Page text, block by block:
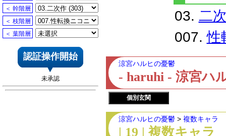
03. 二
007.性
涼宮ハルヒの憂鬱
- haruhi - 涼宮ハ
個別玄関
涼宮ハルヒの憂鬱 > 複数キャラ
| 19 | 複数キャラ
＜ 幹階層
＜ 枝階層
＜ 葉階層
認証操作開始
未承認